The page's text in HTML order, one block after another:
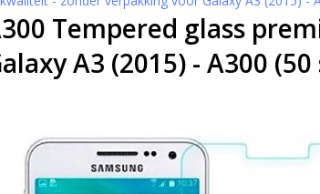
Tempered glass
A3 (2015) - A300